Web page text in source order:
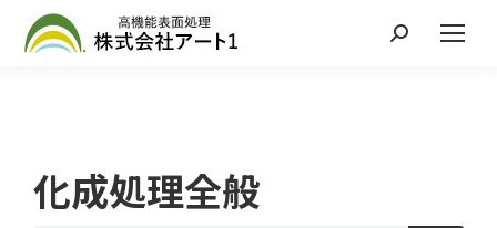
化成処理全般